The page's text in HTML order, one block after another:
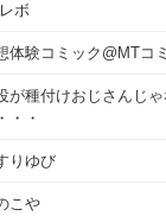
ボ
体験コミック@MTコ
が種付けおじさんじ
・・
りゆび
こや